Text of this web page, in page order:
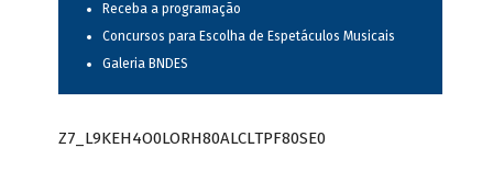
Receba a programação
Concursos para Escolha de Espetáculos Musicais
Galeria BNDES
Z7_L9KEH4O0LORH80ALCLTPF80SE0